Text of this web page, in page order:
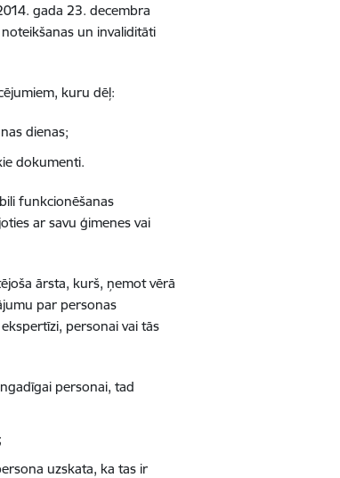
gada 23. decembra
un invaliditāti
kuru dēļ:
dienas;
dokumenti.
funkcionēšanas
ar savu ģimenes vai
ārsta, kurš, ņemot vērā
par personas
personai vai tās
personai, tad
uzskata, ka tas ir